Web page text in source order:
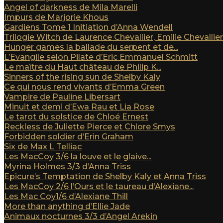
Angel of darkness de Mila Marelli
Impurs de Marjorie Khous
Gardiens Tome 1 Initiation d’Anna Wendell
Trilogie Witch de Laurence Chevallier, Emilie Chevallier
Hunger games la ballade du serpent et de...
L’Evangile selon Pilate d’Eric Emmanuel Schmitt
Le maître du Haut château de Philip K...
Sinners of the rising sun de Shelby Kaly
Ce qui nous rend vivants d’Emma Green
Vampire de Pauline Libersart
Minuit et demi d’Ewa Rau et Lia Rose
Le tarot du solstice de Chloé Ernest
Reckless de Juliette Pierce et Chlore Smys
Forbidden soldier d’Erin Graham
Six de Max L Telliac
Les MacCoy 3/6 la louve et le glaive...
Myrina Holmes 3/3 d’Anna Triss
Epicure’s Temptation de Shelby Kaly et Anna Triss
Les MacCoy 2/6 l’Ours et le taureau d’Alexiane...
Les Mac Coy1/6 d’Alexiane Thill
More than anything d’Ellie Jade
Animaux nocturnes 3/3 d’Angel Arekin